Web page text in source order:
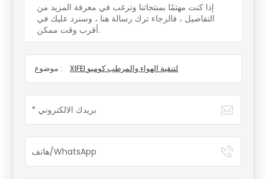
إذا كنت مهتمًا بمنتجاتنا وترغب في معرفة المزيد من
التفاصيل ، فالرجاء ترك رسالة هنا ، وسنرد عليك في
أقرب وقت ممكن.
موضوع : XIFEI لتنقية الهواء والمرطب كومبو